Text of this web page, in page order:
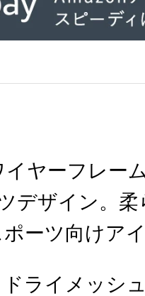
ヤーフレー
デザイン。
ーツ向けア
ライメッシ